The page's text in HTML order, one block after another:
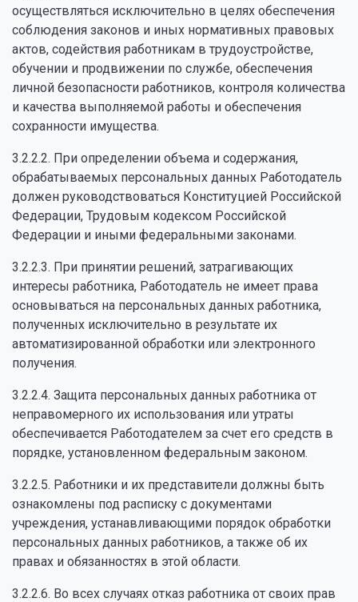
осуществляться исключительно в целях обеспечения
соблюдения законов и иных нормативных правовых
актов, содействия работникам в трудоустройстве,
обучении и продвижении по службе, обеспечения
личной безопасности работников, контроля количества
и качества выполняемой работы и обеспечения
сохранности имущества.
3.2.2.2. При определении объема и содержания,
обрабатываемых персональных данных Работодатель
должен руководствоваться Конституцией Российской
Федерации, Трудовым кодексом Российской
Федерации и иными федеральными законами.
3.2.2.3. При принятии решений, затрагивающих
интересы работника, Работодатель не имеет права
основываться на персональных данных работника,
полученных исключительно в результате их
автоматизированной обработки или электронного
получения.
3.2.2.4. Защита персональных данных работника от
неправомерного их использования или утраты
обеспечивается Работодателем за счет его средств в
порядке, установленном федеральным законом.
3.2.2.5. Работники и их представители должны быть
ознакомлены под расписку с документами
учреждения, устанавливающими порядок обработки
персональных данных работников, а также об их
правах и обязанностях в этой области.
3.2.2.6. Во всех случаях отказ работника от своих прав